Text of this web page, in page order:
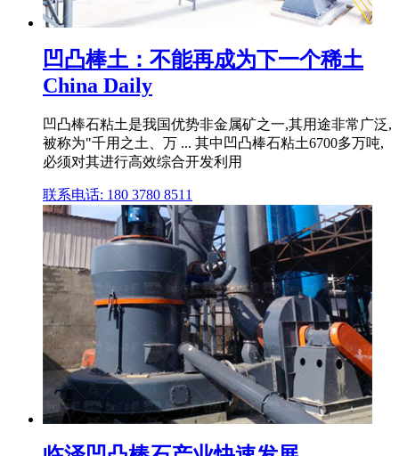
凹凸棒土：不能再成为下一个稀土
China Daily
凹凸棒石粘土是我国优势非金属矿之一,其用途非常广泛,
被称为"千用之土、万 ... 其中凹凸棒石粘土6700多万吨,
必须对其进行高效综合开发利用
联系电话: 180 3780 8511